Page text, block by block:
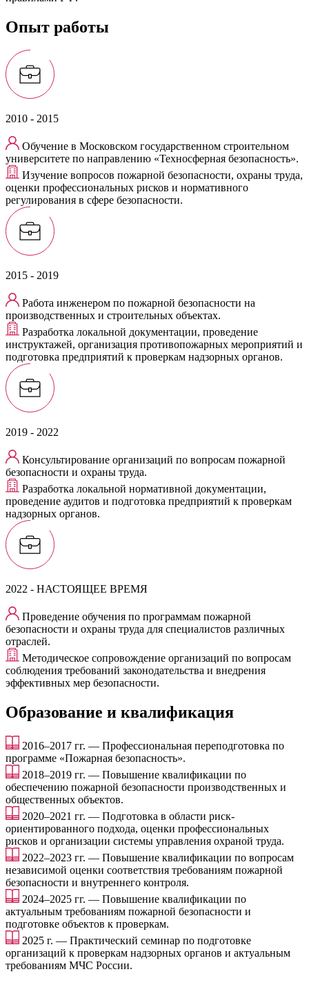
Опыт работы
2010 - 2015
Обучение в Московском государственном строительном
университете по направлению «Техносферная безопасность».
Изучение вопросов пожарной безопасности, охраны труда,
оценки профессиональных рисков и нормативного
регулирования в сфере безопасности.
2015 - 2019
Работа инженером по пожарной безопасности на
производственных и строительных объектах.
Разработка локальной документации, проведение
инструктажей, организация противопожарных мероприятий и
подготовка предприятий к проверкам надзорных органов.
2019 - 2022
Консультирование организаций по вопросам пожарной
безопасности и охраны труда.
Разработка локальной нормативной документации,
проведение аудитов и подготовка предприятий к проверкам
надзорных органов.
2022 - НАСТОЯЩЕЕ ВРЕМЯ
Проведение обучения по программам пожарной
безопасности и охраны труда для специалистов различных
отраслей.
Методическое сопровождение организаций по вопросам
соблюдения требований законодательства и внедрения
эффективных мер безопасности.
Образование и квалификация
2016–2017 гг. — Профессиональная переподготовка по
программе «Пожарная безопасность».
2018–2019 гг. — Повышение квалификации по
обеспечению пожарной безопасности производственных и
общественных объектов.
2020–2021 гг. — Подготовка в области риск-
ориентированного подхода, оценки профессиональных
рисков и организации системы управления охраной труда.
2022–2023 гг. — Повышение квалификации по вопросам
независимой оценки соответствия требованиям пожарной
безопасности и внутреннего контроля.
2024–2025 гг. — Повышение квалификации по
актуальным требованиям пожарной безопасности и
подготовке объектов к проверкам.
2025 г. — Практический семинар по подготовке
организаций к проверкам надзорных органов и актуальным
требованиям МЧС России.